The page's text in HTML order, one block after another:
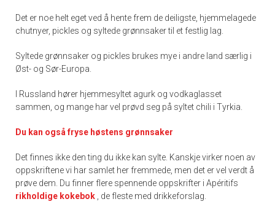
Det er noe helt eget ved å hente frem de deiligste, hjemmelagede
chutnyer, pickles og syltede grønnsaker til et festlig lag.
Syltede grønnsaker og pickles brukes mye i andre land særlig i
Øst- og Sør-Europa.
I Russland hører hjemmesyltet agurk og vodkaglasset
sammen, og mange har vel prøvd seg på syltet chili i Tyrkia.
Du kan også fryse høstens grønnsaker
Det finnes ikke den ting du ikke kan sylte. Kanskje virker noen av
oppskriftene vi har samlet her fremmede, men det er vel verdt å
prøve dem. Du finner flere spennende oppskrifter i Apéritifs
rikholdige kokebok
, de fleste med drikkeforslag.